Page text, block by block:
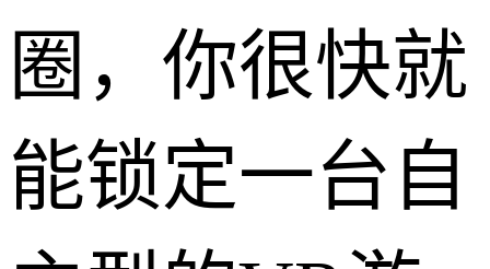
圈，你很快就
能锁定一台自